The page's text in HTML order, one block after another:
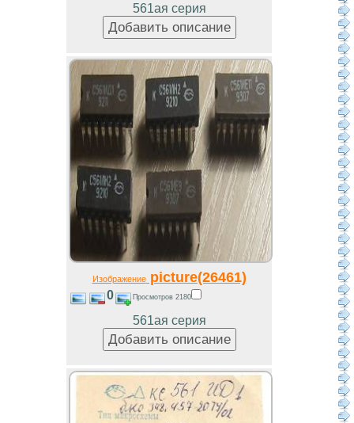
561ая серия
Изображениеpicture(26461)
0 Просмотров 2180
561ая серия